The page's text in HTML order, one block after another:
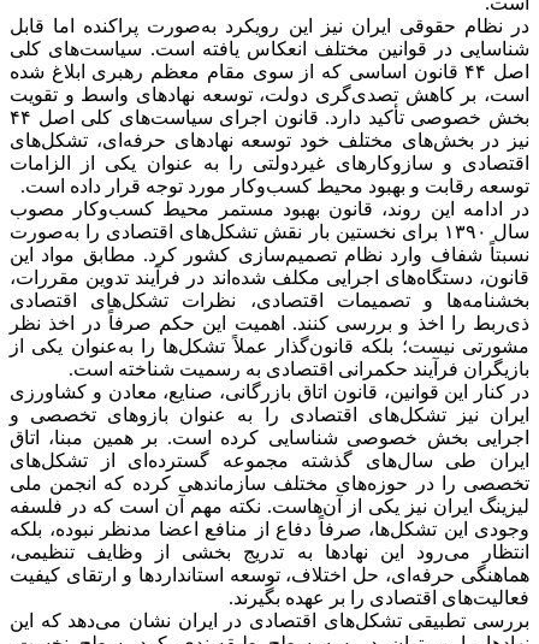
در نظام حقوقی ایران نیز این رویکرد به‌صورت پراکنده اما قابل
شناسایی در قوانین مختلف انعکاس یافته است. سیاست‌های کلی
اصل ۴۴ قانون اساسی که از سوی مقام معظم رهبری ابلاغ شده
است، بر کاهش تصدی‌گری دولت، توسعه نهادهای واسط و تقویت
بخش خصوصی تأکید دارد. قانون اجرای سیاست‌های کلی اصل ۴۴
نیز در بخش‌های مختلف خود توسعه نهادهای حرفه‌ای، تشکل‌های
اقتصادی و سازوکارهای غیردولتی را به عنوان یکی از الزامات
توسعه رقابت و بهبود محیط کسب‌وکار مورد توجه قرار داده است.
در ادامه این روند، قانون بهبود مستمر محیط کسب‌وکار مصوب
سال ۱۳۹۰ برای نخستین بار نقش تشکل‌های اقتصادی را به‌صورت
نسبتاً شفاف وارد نظام تصمیم‌سازی کشور کرد. مطابق مواد این
قانون، دستگاه‌های اجرایی مکلف شده‌اند در فرآیند تدوین مقررات،
بخشنامه‌ها و تصمیمات اقتصادی، نظرات تشکل‌های اقتصادی
ذی‌ربط را اخذ و بررسی کنند. اهمیت این حکم صرفاً در اخذ نظر
مشورتی نیست؛ بلکه قانون‌گذار عملاً تشکل‌ها را به‌عنوان یکی از
بازیگران فرآیند حکمرانی اقتصادی به رسمیت شناخته است.
در کنار این قوانین، قانون اتاق بازرگانی، صنایع، معادن و کشاورزی
ایران نیز تشکل‌های اقتصادی را به عنوان بازوهای تخصصی و
اجرایی بخش خصوصی شناسایی کرده است. بر همین مبنا، اتاق
ایران طی سال‌های گذشته مجموعه گسترده‌ای از تشکل‌های
تخصصی را در حوزه‌های مختلف سازماندهی کرده که انجمن ملی
لیزینگ ایران نیز یکی از آن‌هاست. نکته مهم آن است که در فلسفه
وجودی این تشکل‌ها، صرفاً دفاع از منافع اعضا مدنظر نبوده، بلکه
انتظار می‌رود این نهادها به تدریج بخشی از وظایف تنظیمی،
هماهنگی حرفه‌ای، حل اختلاف، توسعه استانداردها و ارتقای کیفیت
فعالیت‌های اقتصادی را بر عهده بگیرند.
بررسی تطبیقی تشکل‌های اقتصادی در ایران نشان می‌دهد که این